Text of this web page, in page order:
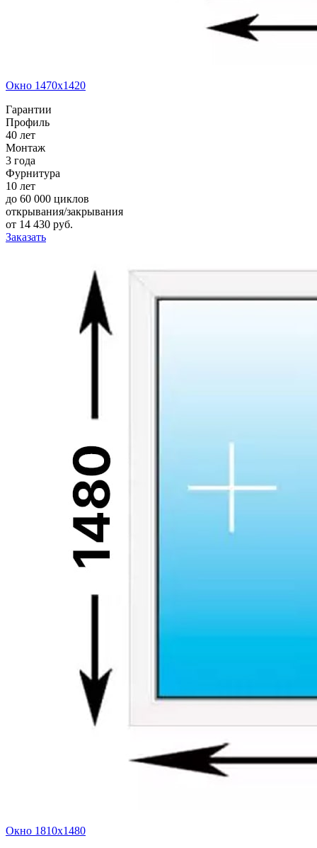
Окно 1470x1420
Гарантии
Профиль
40 лет
Монтаж
3 года
Фурнитура
10 лет
до 60 000 циклов
открывания/закрывания
от 14 430 pуб.
Заказать
Окно 1810x1480